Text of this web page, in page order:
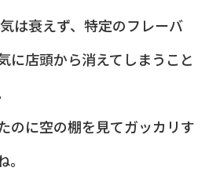
は衰えず、特定のフレーバ
に店頭から消えてしまうこと
のに空の棚を見てガッカリす